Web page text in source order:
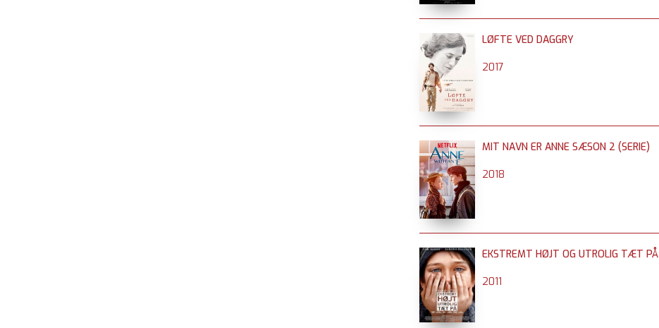
LØFTE VED DAGGRY
2017
MIT NAVN ER ANNE SÆSON 2 (SERIE)
2018
EKSTREMT HØJT OG UTROLIG TÆT PÅ
2011